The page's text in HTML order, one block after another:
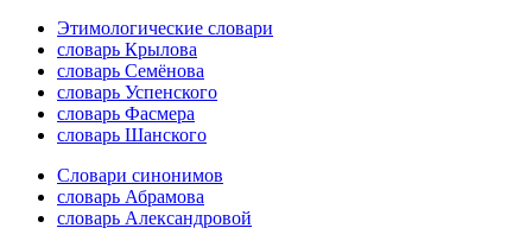
Этимологические словари
словарь Крылова
словарь Семёнова
словарь Успенского
словарь Фасмера
словарь Шанского
Словари синонимов
словарь Абрамова
словарь Александровой